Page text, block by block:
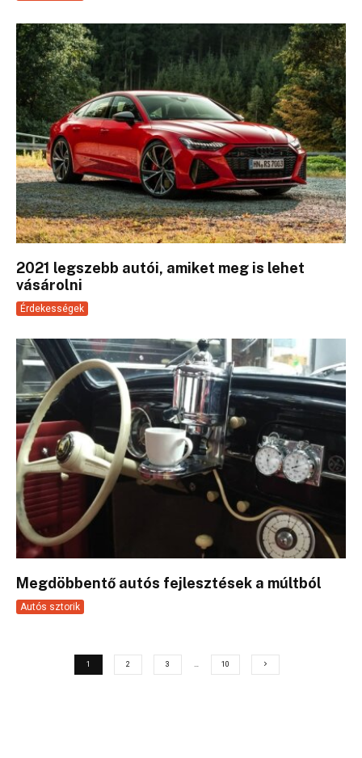
2021 legszebb autói, amiket meg is lehet
vásárolni
Érdekességek
Megdöbbentő autós fejlesztések a múltból
Autós sztorik
1 2 3 … 10